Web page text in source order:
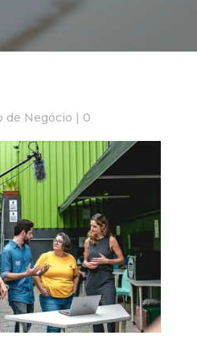
de Negócio | 0